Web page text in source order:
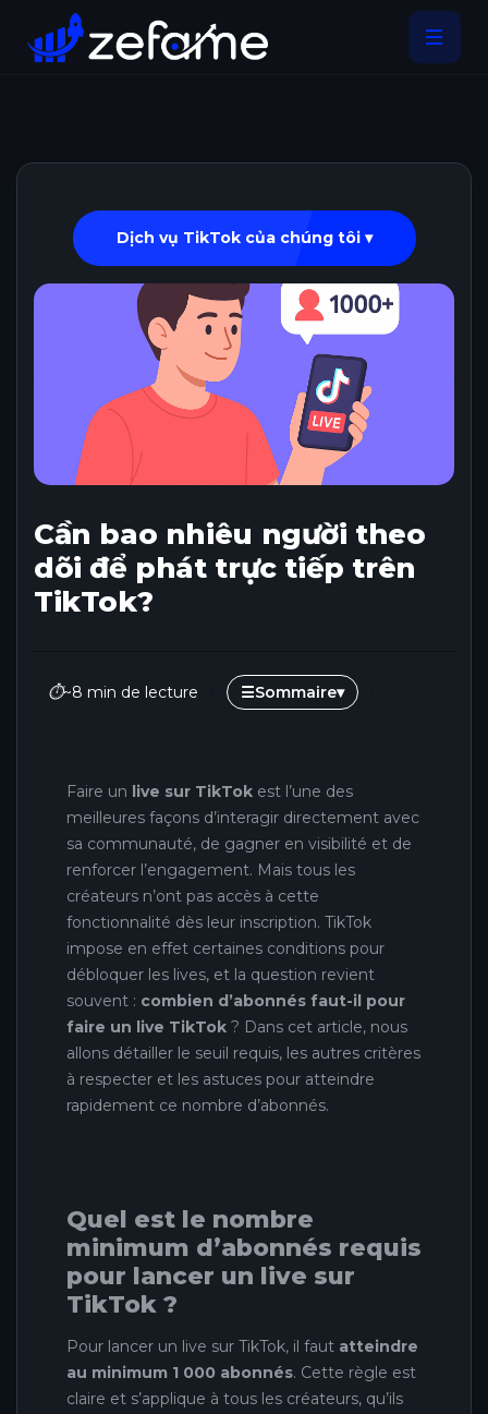
Dịch vụ TikTok của chúng tôi ▾
Cần bao nhiêu người theo
dõi để phát trực tiếp trên
TikTok?
⏱~8 min de lecture ☰Sommaire▾
Faire un live sur TikTok est l’une des
meilleures façons d’interagir directement avec
sa communauté, de gagner en visibilité et de
renforcer l’engagement. Mais tous les
créateurs n’ont pas accès à cette
fonctionnalité dès leur inscription. TikTok
impose en effet certaines conditions pour
débloquer les lives, et la question revient
souvent : combien d’abonnés faut-il pour
faire un live TikTok ? Dans cet article, nous
allons détailler le seuil requis, les autres critères
à respecter et les astuces pour atteindre
rapidement ce nombre d’abonnés.
Quel est le nombre
minimum d’abonnés requis
pour lancer un live sur
TikTok ?
Pour lancer un live sur TikTok, il faut atteindre
au minimum 1 000 abonnés. Cette règle est
claire et s’applique à tous les créateurs, qu’ils